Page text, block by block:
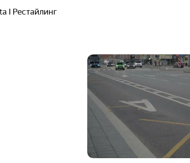
I Рестайлинг